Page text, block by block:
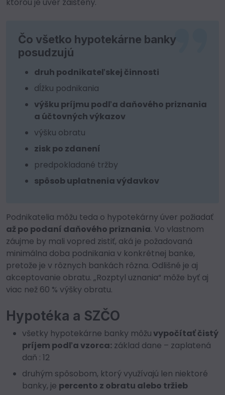
Čo všetko hypotekárne banky
posudzujú
druh podnikateľskej činnosti
dĺžku podnikania
výšku príjmu podľa daňového priznania
a účtovných výkazov
výšku obratu
zisk po zdanení
predpokladané tržby
spôsob uplatnenia výdavkov
Podnikatelia môžu teda o hypotekárny úver požiadať
až po podaní daňového priznania. Vo vlastnom
záujme by mali vopred zistiť, aká je požadovaná
minimálna doba podnikania v konkrétnej banke,
pretože je v rôznych bankách rôzna. Odlišné je aj
akceptovanie obratu. „Rozptyl uznania“ môže byť aj
viac než 60 % výšky obratu.
Hypotéka a SZČO
všetky hypotekárne banky môžuvypočítať čistý
príjem podľa vzorca: základ dane – zaplatená
daň : 12
druhým spôsobom, ktorý využívajú len niektoré
banky, je percento z obratu alebo tržieb